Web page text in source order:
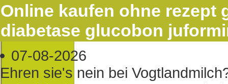
Online kaufen ohne rezept
diabetase glucobon
07-08-2026
Ehren sie's nein bei